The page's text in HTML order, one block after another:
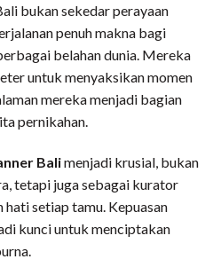
bukan sekedar perayaan
penuh makna bagi
belahan dunia. Mereka
untuk menyaksikan momen
mereka menjadi bagian
pernikahan.
Balimenjadi krusial, bukan
tetapi juga sebagai kurator
hati setiap tamu. Kepuasan
kunci untuk menciptakan